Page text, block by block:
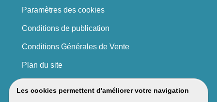
Les cookies permettent d'améliorer votre navigation
Paramètres des cookies
Conditions de publication
Conditions Générales de Vente
Plan du site